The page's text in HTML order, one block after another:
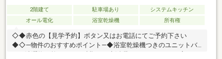
2階建て 駐車場あり
システムキッチン
オール電化
浴室乾燥機 所有権
◇◆赤色の【見学予約】ボタン又はお電話にてご予約下さい
◆◇―物件のおすすめポイント―◆浴室乾燥機つきのユニットバ